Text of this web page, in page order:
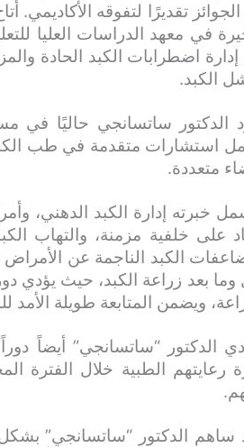
تقديرًا لتفوقه الأكاديمي.
اضطرابات الكبد الحادة
الكبد.
الدكتور ساتسانجي حاليًا في
استشارات متقدمة في طب
متعددة.
خبرته إدارة الكبد الدهني،
على خلفية مزمنة، والتهاب
الكبد الناجمة عن الأمراض
وما بعد زراعة الكبد، حيث يؤدي
ويضمن المتابعة طويلة
الدكتور “ساتسانجي” أيضاً
رعايتهم الطبية خلال الفترة
ساهم الدكتور “ساتسانجي”